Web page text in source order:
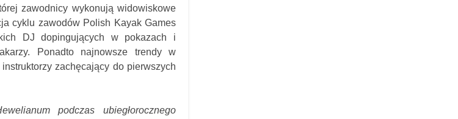
zawodnicy wykonują widowiskowe
cyklu zawodów Polish Kayak Games
DJ dopingujących w pokazach i
Ponadto najnowsze trendy w
zachęcający do pierwszych
podczas ubiegłorocznego